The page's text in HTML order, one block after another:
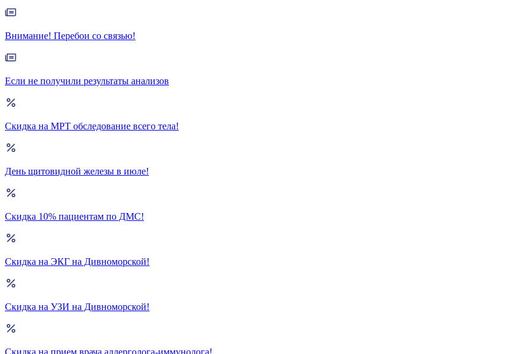
Внимание! Перебои со связью!
Если не получили результаты анализов
Скидка на МРТ обследование всего тела!
День щитовидной железы в июле!
Скидка 10% пациентам по ДМС!
Скидка на ЭКГ на Дивноморской!
Скидка на УЗИ на Дивноморской!
Скидка на прием врача аллерголога-иммунолога!